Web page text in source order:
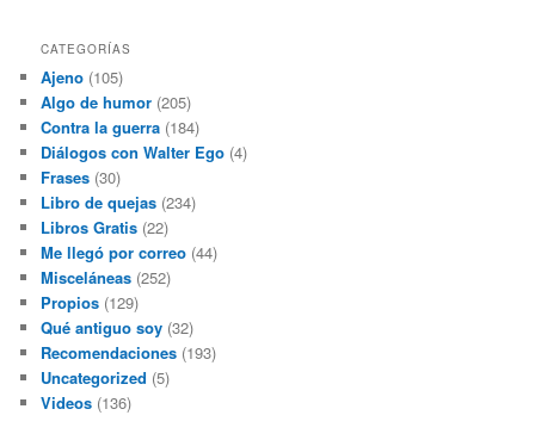
CATEGORÍAS
Ajeno (105)
Algo de humor (205)
Contra la guerra (184)
Diálogos con Walter Ego (4)
Frases (30)
Libro de quejas (234)
Libros Gratis (22)
Me llegó por correo (44)
Misceláneas (252)
Propios (129)
Qué antiguo soy (32)
Recomendaciones (193)
Uncategorized (5)
Videos (136)